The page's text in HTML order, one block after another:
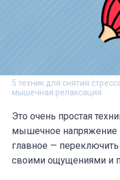
5 техник для снятия
мышечная релаксация
Это очень простая
мышечное напряжение
главное —
своими ощущениями и